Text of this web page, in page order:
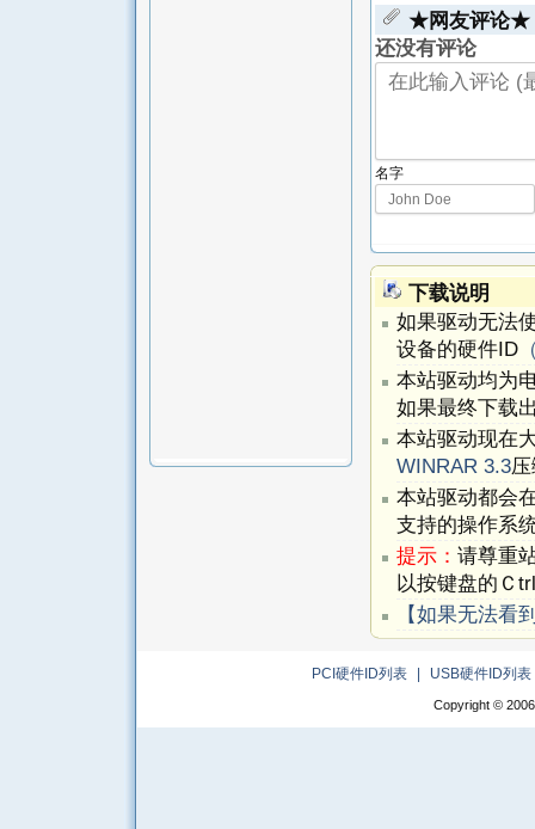
★网友评论★
还没有评论
名字
下载说明
如果驱动无法
设备的硬件ID
本站驱动均为
如果最终下载
本站驱动现在
WINRAR 3.3
本站驱动都会
支持的操作系
提示： 请尊重
以按键盘的Ｃ
【如果无法看
PCI硬件ID列表 USB硬件ID列表
Copyright ©